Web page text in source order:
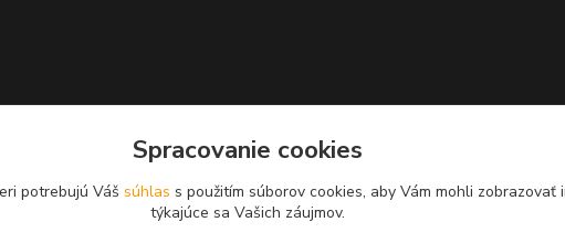
Spracovanie cookies
potrebujú Váš súhlas s použitím súborov cookies, aby Vám mohli zobrazovať
týkajúce sa Vašich záujmov.